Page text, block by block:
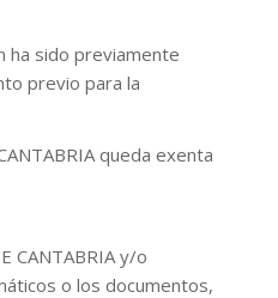
ha sido previamente
previo para la
queda exenta
CANTABRIA y/o
o los documentos,